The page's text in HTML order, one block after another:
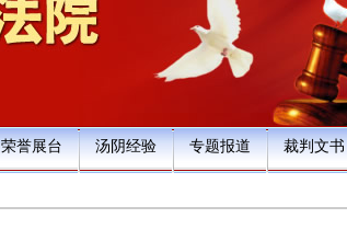
荣誉展台 汤阴经验 专题报道 裁判文书